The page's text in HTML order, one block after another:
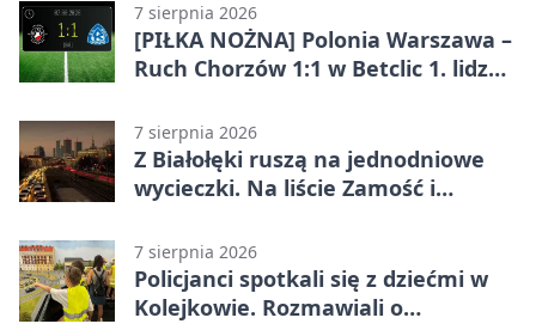
7 sierpnia 2026
[PIŁKA NOŻNA] Polonia Warszawa –
Ruch Chorzów 1:1 w Betclic 1. lidze.
7 sierpnia 2026
Z Białołęki ruszą na jednodniowe
wycieczki. Na liście Zamość i
7 sierpnia 2026
Policjanci spotkali się z dziećmi w
Kolejkowie. Rozmawiali o